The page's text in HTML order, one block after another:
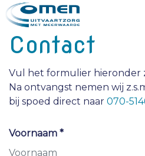
Contact
Vul het formulier hieronder
Na ontvangst nemen wij
bij spoed direct naar 070-
Voornaam *